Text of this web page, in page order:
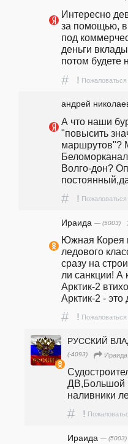
Интересно
за помощью,
под
деньги
потом будете
# ! Пожаловаться
андpeй
А что наши
"повысить
маршрутов"?
Волго-дон?
# ! Пожаловаться
Ираида — (5003)
Южная Корея
ледового
сразу на
ли санкции! А
Арктик-2
Арктик-2 - это
# ! Пожаловаться
РУССКИЙ
(-4093)
Ираида
ДВ,Большой
наливники
# !
Ираида — (5003)